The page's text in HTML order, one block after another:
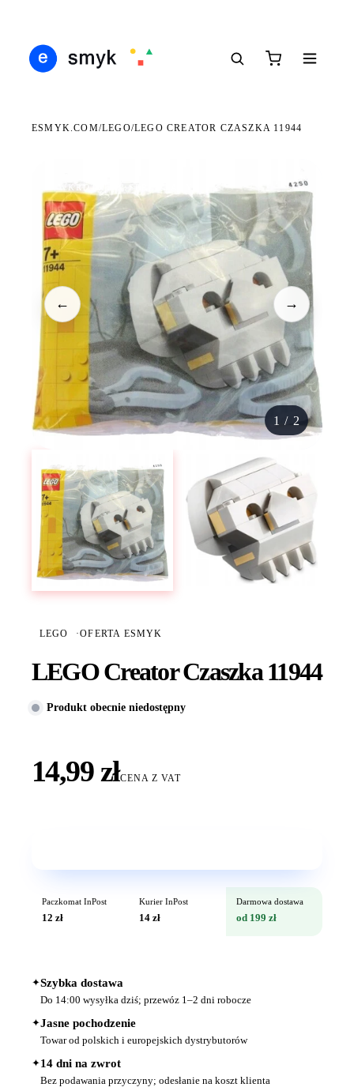
ESMYK.COM/LEGO/LEGO CREATOR CZASZKA 11944
WKRÓTCE W SPRZEDAŻY
← →
1 / 2
LEGO ·OFERTA ESMYK
LEGO Creator Czaszka 11944
Produkt obecnie niedostępny
14,99 złCENA Z VAT
Paczkomat InPost
12 zł
Kurier InPost
14 zł
Darmowa dostawa
od 199 zł
✦Szybka dostawa
Do 14:00 wysyłka dziś; przewóz 1–2 dni robocze
✦Jasne pochodzenie
Towar od polskich i europejskich dystrybutorów
✦14 dni na zwrot
Bez podawania przyczyny; odesłanie na koszt klienta